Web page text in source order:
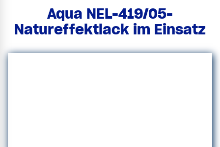
Aqua NEL-419/05-
Natureffektlack im Einsatz